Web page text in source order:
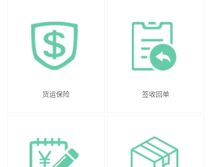
货运保险 签收回单